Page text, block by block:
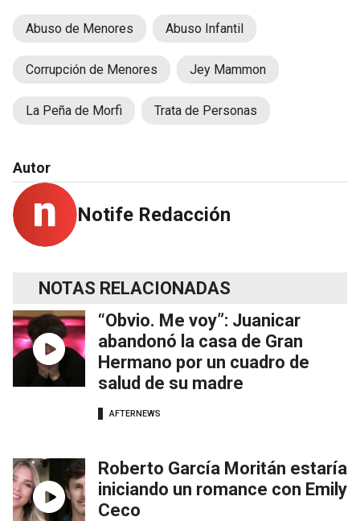
Abuso de Menores Abuso Infantil
Corrupción de Menores Jey Mammon
La Peña de Morfi Trata de Personas
Autor
Notife Redacción
NOTAS RELACIONADAS
“Obvio. Me voy”: Juanicar
abandonó la casa de Gran
Hermano por un cuadro de
salud de su madre
AFTERNEWS
Roberto García Moritán estaría
iniciando un romance con Emily
Ceco